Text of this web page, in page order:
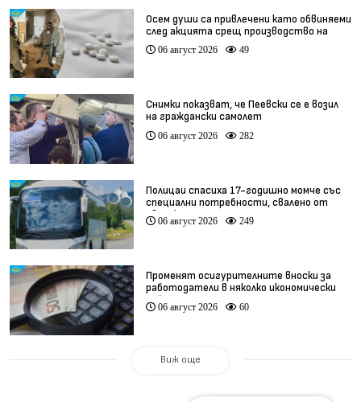
Осем души са привлечени като обвиняеми
след акцията срещ производство на
фентанил
06 август 2026 49
Снимки показват, че Пеевски се е возил
на граждански самолет
06 август 2026 282
Полицаи спасиха 17-годишно момче със
специални потребности, свалено от
автобус
06 август 2026 249
Променят осигурителните вноски за
работодатели в няколко икономически
дейности
06 август 2026 60
Виж още